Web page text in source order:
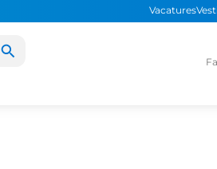
Vacatures